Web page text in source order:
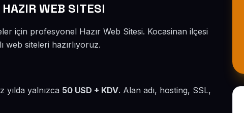
WEB SITESI
için profesyonel Hazır Web Sitesi. Kocasinan ilçesi
web siteleri hazırlıyoruz.
yılda yalnızca 50 USD + KDV. Alan adı, hosting, SSL,